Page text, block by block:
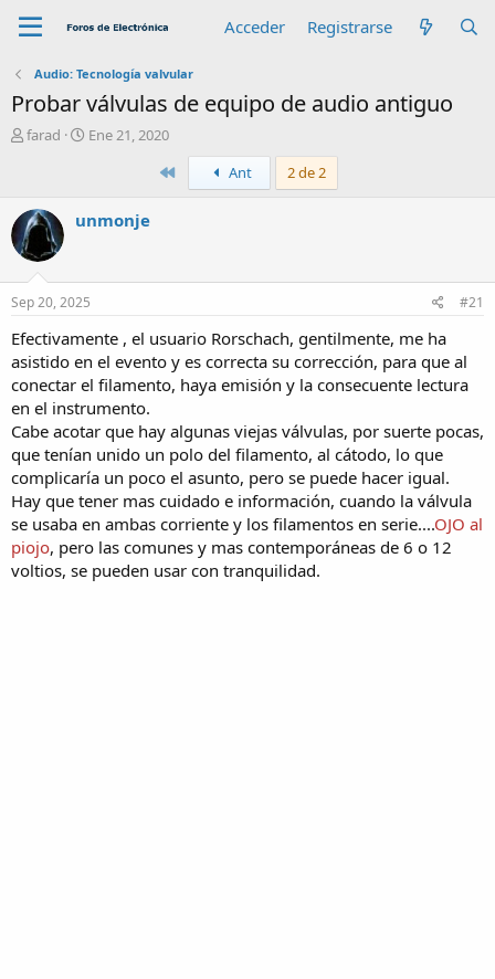
Acceder Registrarse
Audio: Tecnología valvular
Probar válvulas de equipo de audio antiguo
A
r
farad
F
a
d
n
i
c
o
Ene 21, 2020
PrimeroAnt 2 de 2
unmonje
Sep 20, 2025 #21
Efectivamente , el usuario Rorschach, gentilmente, me ha
asistido en el evento y es correcta su corrección, para que al
conectar el filamento, haya emisión y la consecuente lectura
en el instrumento.
Cabe acotar que hay algunas viejas válvulas, por suerte pocas,
que tenían unido un polo del filamento, al cátodo, lo que
complicaría un poco el asunto, pero se puede hacer igual.
Hay que tener mas cuidado e información, cuando la válvula
se usaba en ambas corriente y los filamentos en serie....OJO al
piojo, pero las comunes y mas contemporáneas de 6 o 12
voltios, se pueden usar con tranquilidad.